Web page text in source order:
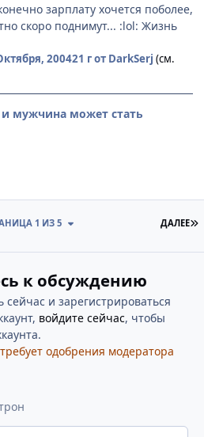
зарплату хочется поболее,
скоро поднимут... :lol: Жизнь
200421 гот DarkSerj (см.
мужчина может стать
ДАЛЕЕ
1 ИЗ 5
к обсуждению
и зарегистрироваться
войдите сейчас, чтобы
одобрения модератора